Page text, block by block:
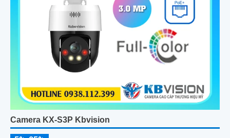
Camera KX-S3P Kbvision